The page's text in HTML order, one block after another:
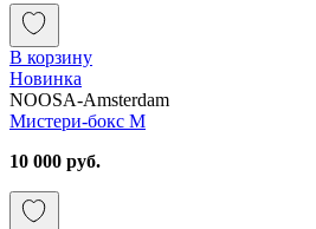
В корзину
Новинка
NOOSA-Amsterdam
Мистери-бокс M
10 000 руб.